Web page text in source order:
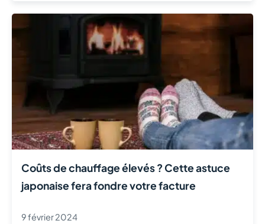
Coûts de chauffage élevés ? Cette astuce
japonaise fera fondre votre facture
9 février 2024